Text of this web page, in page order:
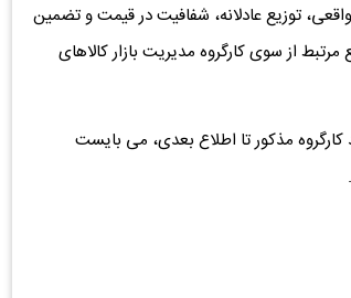
توزیع عادلانه، شفافیت در قیمت و تضمین
مرتبط از سوی کارگروه مدیریت بازار کالاهای
کارگروه مذکور تا اطلاع بعدی، می بایست